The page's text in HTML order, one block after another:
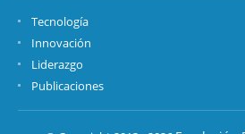
Tecnología
Innovación
Liderazgo
Publicaciones